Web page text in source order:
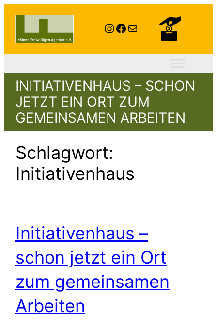
springen
Instagram
Facebook
E-Mail
INITIATIVENHAUS – SCHON
JETZT EIN ORT ZUM
GEMEINSAMEN ARBEITEN
Schlagwort:
Initiativenhaus
Initiativenhaus –
schon jetzt ein Ort
zum gemeinsamen
Arbeiten